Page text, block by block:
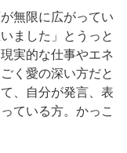
無限に広がってい
ました」とうっと
実的な仕事やエネ
く愛の深い方だと
、自分が発言、表
ている方。かっこ